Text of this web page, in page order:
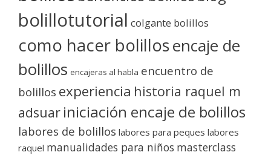
bolillotutorial colgante bolillos
como hacer bolillosencaje de
bolillos encajeras al habla encuentro de
bolillos experiencia historia raquel m
adsuar iniciación encaje de bolillos
labores de bolillos labores para peques labores
raquel manualidades para niños masterclass